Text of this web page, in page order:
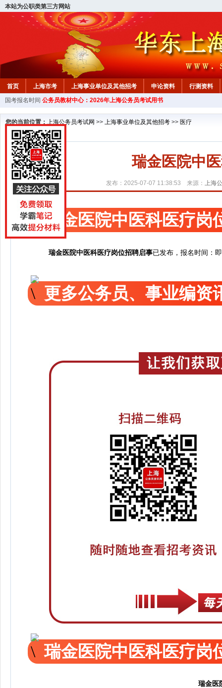
本站为公职类第三方网站
首页 上海市考 上海事业单位及其他招考 申论资料
行测资料
国考报名时间 公务员教材中心：2026年上海公务员考试用书
您的当前位置： 上海公务员考试网 >> 上海事业单位及其他招考 >> 医疗
瑞金医院中
发布：2025-07-07 11:38:53 来源： 上海
瑞金医院中医科医疗岗
瑞金医院中医科医疗岗位招聘启事已发布， 报名时间：
更多公务员、事业编资
瑞金医院中医科医疗岗
瑞金医